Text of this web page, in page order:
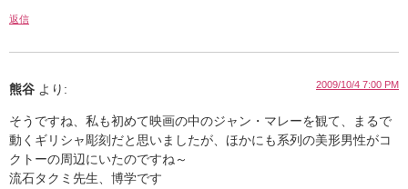
返信
熊谷 より: 2009/10/4 7:00 PM
そうですね、私も初めて映画の中のジャン・マレーを観て、まるで
動くギリシャ彫刻だと思いましたが、ほかにも系列の美形男性がコ
クトーの周辺にいたのですね～
流石タクミ先生、博学です